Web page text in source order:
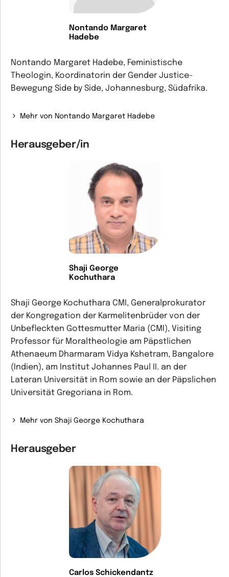
Nontando Margaret
Hadebe
Nontando Margaret Hadebe, Feministische
Theologin, Koordinatorin der Gender Justice-
Bewegung Side by Side, Johannesburg, Südafrika.
Mehr von Nontando Margaret Hadebe
Herausgeber/in
Shaji George
Kochuthara
Shaji George Kochuthara CMI, Generalprokurator
der Kongregation der Karmelitenbrüder von der
Unbefleckten Gottesmutter Maria (CMI), Visiting
Professor für Moraltheologie am Päpstlichen
Athenaeum Dharmaram Vidya Kshetram, Bangalore
(Indien), am Institut Johannes Paul II. an der
Lateran Universität in Rom sowie an der Päpslichen
Universität Gregoriana in Rom.
Mehr von Shaji George Kochuthara
Herausgeber
Carlos Schickendantz